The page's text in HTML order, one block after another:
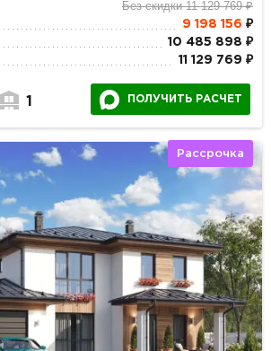
Без скидки 11 129 769 ₽
9 198 156 ₽
10 485 898 ₽
11 129 769 ₽
1 ПОЛУЧИТЬ РАСЧЕТ
Рассрочка